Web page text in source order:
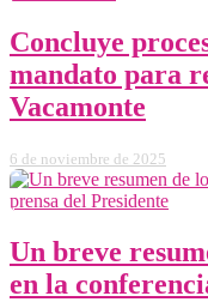
Concluye
mandato para
Vacamonte
6 de noviembre de 2025
Un breve
en la